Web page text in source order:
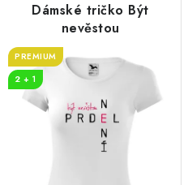
t
ů
k
t
ů
Dámské tričko Být
nevěstou
PREMIUM
2 + 1